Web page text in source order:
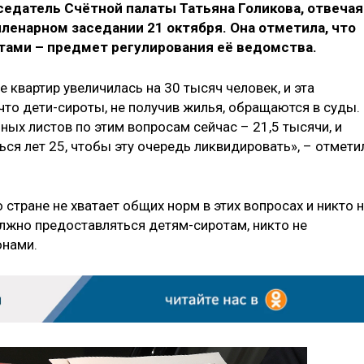
Счётной палаты Татьяна Голикова, отвечая
заседании 21 октября. Она отметила, что
– предмет регулирования её ведомства.
увеличилась на 30 тысяч человек, и эта
дети-сироты, не получив жилья, обращаются в суды.
листов по этим вопросам сейчас – 21,5 тысячи, и
лет 25, чтобы эту очередь ликвидировать», –
не хватает общих норм в этих вопросах и никто
предоставляться детям-сиротам, никто не